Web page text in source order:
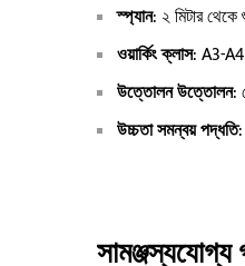
স্প্যান: ২ মিটার
ওয়ার্কিং ক্লাস: A3-
উত্তোলন উত্তোলন:
উচ্চতা সমন্বয় পদ্ধতি:
সামঞ্জস্যযোগ্য